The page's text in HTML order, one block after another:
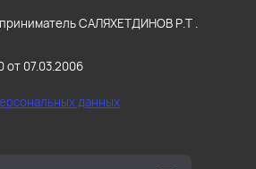
САЛЯХЕТДИНОВ Р.Т .
от 07.03.2006
данных